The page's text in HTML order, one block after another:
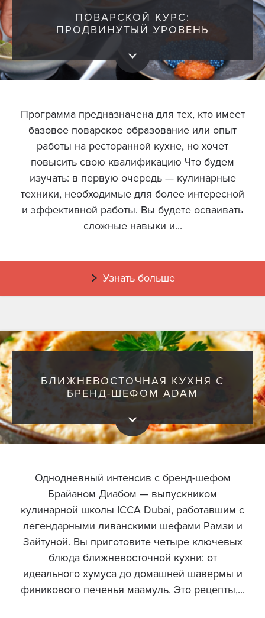
ПОВАРСКОЙ КУРС:
ПРОДВИНУТЫЙ УРОВЕНЬ
Программа предназначена для тех, кто имеет
базовое поварское образование или опыт
работы на ресторанной кухне, но хочет
повысить свою квалификацию Что будем
изучать: в первую очередь — кулинарные
техники, необходимые для более интересной
и эффективной работы. Вы будете осваивать
сложные навыки и...
Узнать больше
БЛИЖНЕВОСТОЧНАЯ КУХНЯ С
БРЕНД-ШЕФОМ ADAM
Однодневный интенсив с бренд-шефом
Брайаном Диабом — выпускником
кулинарной школы ICCA Dubai, работавшим с
легендарными ливанскими шефами Рамзи и
Зайтуной. Вы приготовите четыре ключевых
блюда ближневосточной кухни: от
идеального хумуса до домашней шавермы и
финикового печенья маамуль. Это рецепты,...